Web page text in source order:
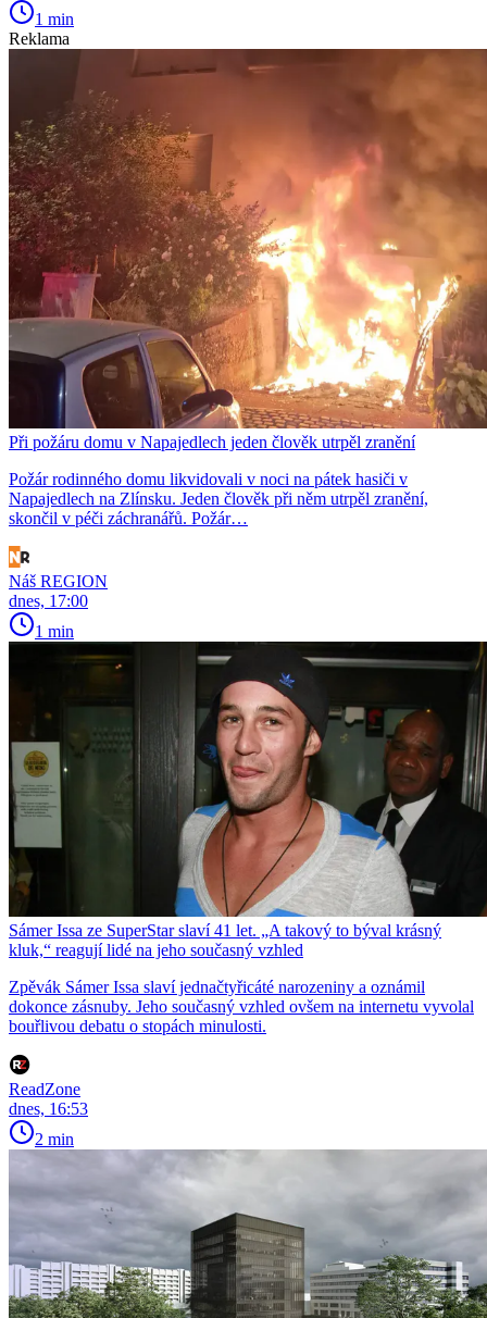
1 min
Reklama
Při požáru domu v Napajedlech jeden člověk utrpěl zranění
Požár rodinného domu likvidovali v noci na pátek hasiči v
Napajedlech na Zlínsku. Jeden člověk při něm utrpěl zranění,
skončil v péči záchranářů. Požár…
Náš REGION
dnes, 17:00
1 min
Sámer Issa ze SuperStar slaví 41 let. „A takový to býval krásný
kluk,“ reagují lidé na jeho současný vzhled
Zpěvák Sámer Issa slaví jednačtyřicáté narozeniny a oznámil
dokonce zásnuby. Jeho současný vzhled ovšem na internetu vyvolal
bouřlivou debatu o stopách minulosti.
ReadZone
dnes, 16:53
2 min